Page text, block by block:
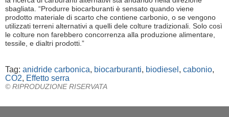
sbagliata. “Produrre biocarburanti è sensato quando viene
prodotto materiale di scarto che contiene carbonio, o se vengono
utilizzati terreni alternativi a quelli dele colture tradizionali. Solo così
le colture non farebbero concorrenza alla produzione alimentare,
tessile, e dialtri prodotti.”
Tag: anidride carbonica, biocarburanti, biodiesel , cabonio,
CO2, Effetto serra
© RIPRODUZIONE RISERVATA